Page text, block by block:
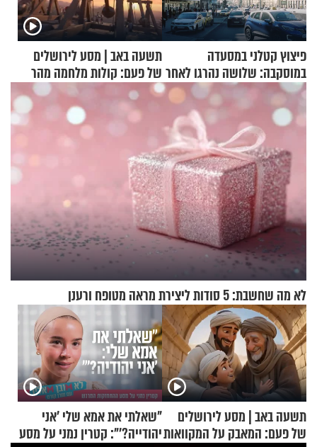
פיצוץ קטלני במסעדה
במוסקבה: שלושה נהרגו לאחר
שמטען שנשאה אישה התפוצץ
תשעה באב | מסע לירושלים
של פעם: קולות מלחמה מהר
הזיתים
לא מה שחשבת: 5 סודות ליצירת מראה מטופח ורענן
תשעה באב | מסע לירושלים
של פעם: המאבק על המקוואות
"שאלתי את אמא שלי 'אני
יהודייה?'": קטרין נמני על מסע